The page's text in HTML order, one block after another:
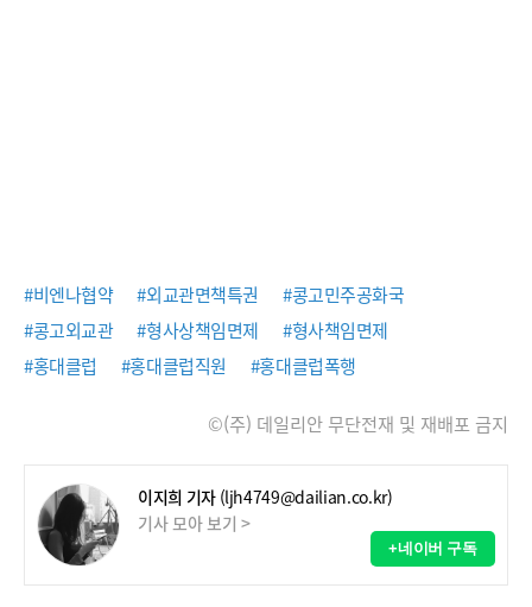
#비엔나협약 #외교관면책특권
#콩고민주공화국
#콩고외교관
#형사상책임면제
#형사책임면제
#홍대클럽
#홍대클럽직원 #홍대클럽폭행
©(주) 데일리안 무단전재 및 재배포 금지
이지희 기자 (ljh4749@dailian.co.kr)
기사 모아 보기 >
+네이버 구독